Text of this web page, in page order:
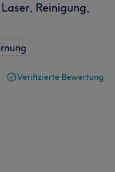
Reinigung,
Verifizierte Bewertung